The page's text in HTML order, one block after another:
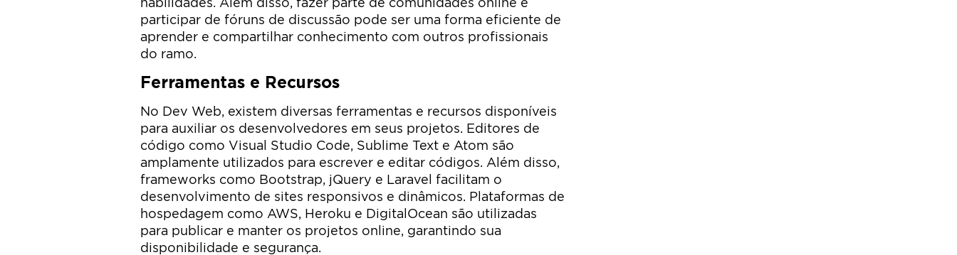
participar de fóruns de discussão pode ser uma forma eficiente de
aprender e compartilhar conhecimento com outros profissionais
do ramo.
Ferramentas e Recursos
No Dev Web, existem diversas ferramentas e recursos disponíveis
para auxiliar os desenvolvedores em seus projetos. Editores de
código como Visual Studio Code, Sublime Text e Atom são
amplamente utilizados para escrever e editar códigos. Além disso,
frameworks como Bootstrap, jQuery e Laravel facilitam o
desenvolvimento de sites responsivos e dinâmicos. Plataformas de
hospedagem como AWS, Heroku e DigitalOcean são utilizadas
para publicar e manter os projetos online, garantindo sua
disponibilidade e segurança.